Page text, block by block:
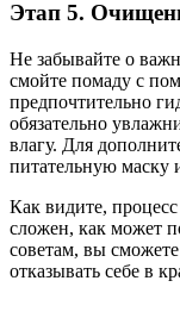
Этап 5.
Не забывайте о
смойте помаду с
предпочтительно
обязательно
влагу. Для
питательную маску
Как видите,
сложен, как может
советам, вы сможете
отказывать себе в